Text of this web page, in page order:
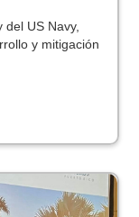
US Navy,
y mitigación